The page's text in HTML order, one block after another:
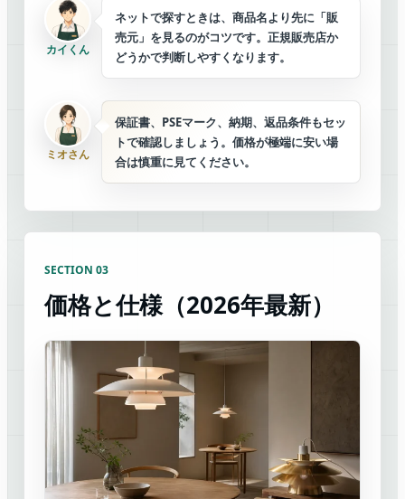
カイくん
ネットで探すときは、商品名より先に「販
売元」を見るのがコツです。正規販売店か
どうかで判断しやすくなります。
ミオさん
保証書、PSEマーク、納期、返品条件もセッ
トで確認しましょう。価格が極端に安い場
合は慎重に見てください。
SECTION 03
価格と仕様（2026年最新）